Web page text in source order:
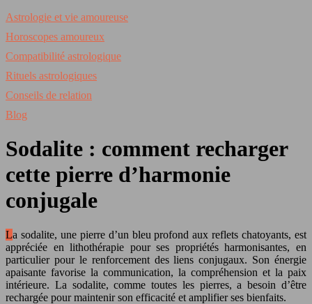
Astrologie et vie amoureuse
Horoscopes amoureux
Compatibilité astrologique
Rituels astrologiques
Conseils de relation
Blog
Sodalite : comment recharger
cette pierre d’harmonie
conjugale
La sodalite, une pierre d’un bleu profond aux reflets chatoyants, est
appréciée en lithothérapie pour ses propriétés harmonisantes, en
particulier pour le renforcement des liens conjugaux. Son énergie
apaisante favorise la communication, la compréhension et la paix
intérieure. La sodalite, comme toutes les pierres, a besoin d’être
rechargée pour maintenir son efficacité et amplifier ses bienfaits.